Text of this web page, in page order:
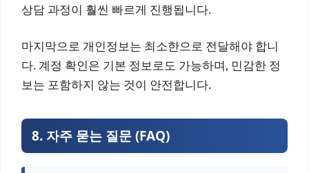
상담 과정이 훨씬 빠르게 진행됩니다.
마지막으로 개인정보는 최소한으로 전달해야 합니
다. 계정 확인은 기본 정보로도 가능하며, 민감한 정
보는 포함하지 않는 것이 안전합니다.
8. 자주 묻는 질문 (FAQ)